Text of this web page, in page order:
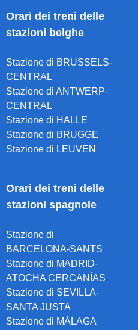
Orari dei treni delle
stazioni belghe
Stazione di BRUSSELS-
CENTRAL
Stazione di ANTWERP-
CENTRAL
Stazione di HALLE
Stazione di BRUGGE
Stazione di LEUVEN
Orari dei treni delle
stazioni spagnole
Stazione di
BARCELONA-SANTS
Stazione di MADRID-
ATOCHA CERCANÍAS
Stazione di SEVILLA-
SANTA JUSTA
Stazione di MÁLAGA